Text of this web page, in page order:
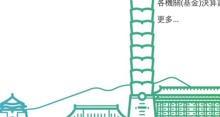
各機關(基金)決算
更多...